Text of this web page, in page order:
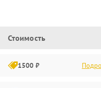
Стоимость
1500 ₽